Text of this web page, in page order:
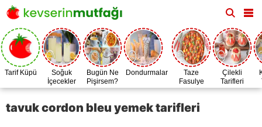
Tarif Küpü
Soğuk
İçecekler
Bugün Ne
Pişirsem?
Dondurmalar
Taze
Fasulye
Zamanı
Çilekli
Tarifleri
tavuk cordon bleu yemek tarifleri